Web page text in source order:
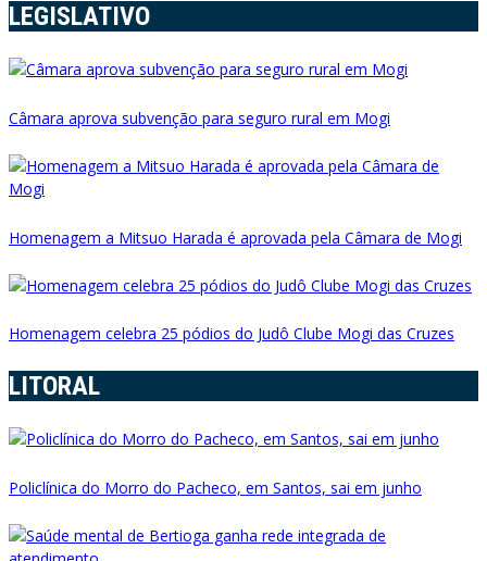
LEGISLATIVO
Câmara aprova subvenção para seguro rural em Mogi
Homenagem a Mitsuo Harada é aprovada pela Câmara de Mogi
Homenagem celebra 25 pódios do Judô Clube Mogi das Cruzes
LITORAL
Policlínica do Morro do Pacheco, em Santos, sai em junho